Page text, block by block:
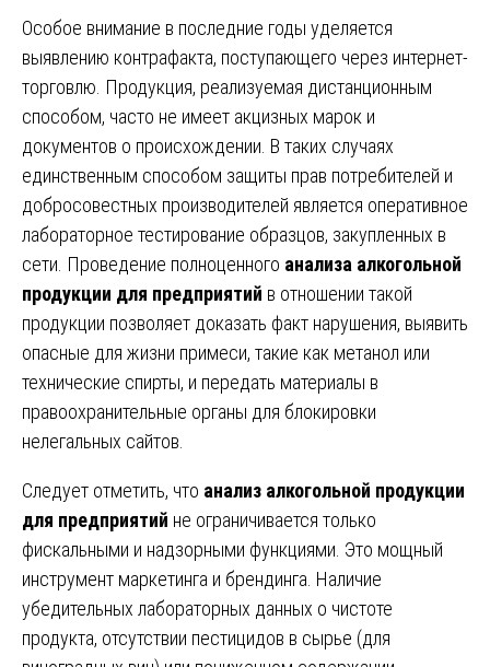
Особое внимание в последние годы уделяется
выявлению контрафакта, поступающего через интернет-
торговлю. Продукция, реализуемая дистанционным
способом, часто не имеет акцизных марок и
документов о происхождении. В таких случаях
единственным способом защиты прав потребителей и
добросовестных производителей является оперативное
лабораторное тестирование образцов, закупленных в
сети. Проведение полноценного анализа алкогольной
продукции для предприятий в отношении такой
продукции позволяет доказать факт нарушения, выявить
опасные для жизни примеси, такие как метанол или
технические спирты, и передать материалы в
правоохранительные органы для блокировки
нелегальных сайтов.
Следует отметить, что анализ алкогольной продукции
для предприятий не ограничивается только
фискальными и надзорными функциями. Это мощный
инструмент маркетинга и брендинга. Наличие
убедительных лабораторных данных о чистоте
продукта, отсутствии пестицидов в сырье (для